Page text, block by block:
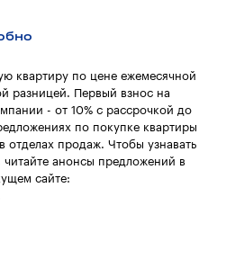
квартиру по цене ежемесячной
разницей. Первый взнос на
- от 10% с рассрочкой до
по покупке квартиры
отделах продаж. Чтобы узнавать
анонсы предложений в
сайте: